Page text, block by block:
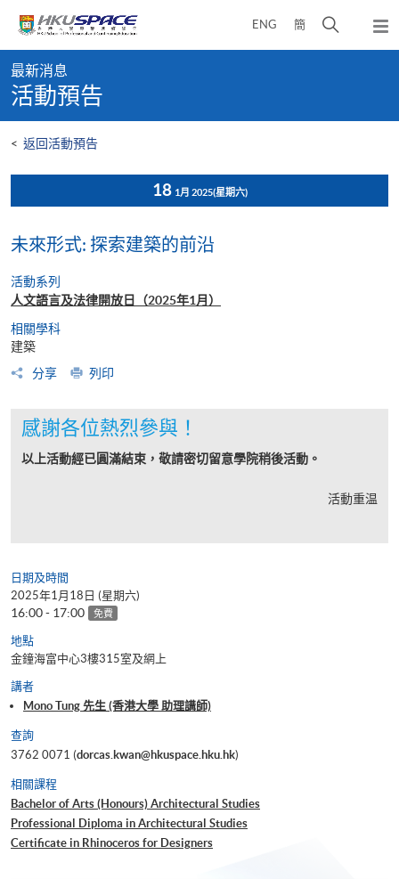
content
ENG 簡
開
彈
出
content
start
最新消息
活動預告
< 返回活動預告
18 1月 2025(星期六)
未來形式: 探索建築的前沿
活動系列
人文語言及法律開放日（2025年1月）
相關學科
建築
分享
列印
感謝各位熱烈參與！
以上活動經已圓滿結束，敬請密切留意學院稍後活動。
活動重温
日期及時間
2025年1月18日 (星期六)
16:00 - 17:00 免費
地點
金鐘海富中心3樓315室及網上
講者
Mono Tung 先生 (香港大學 助理講師)
查詢
3762 0071 (dorcas.kwan@hkuspace.hku.hk)
相關課程
Bachelor of Arts (Honours) Architectural Studies
Professional Diploma in Architectural Studies
Certificate in Rhinoceros for Designers